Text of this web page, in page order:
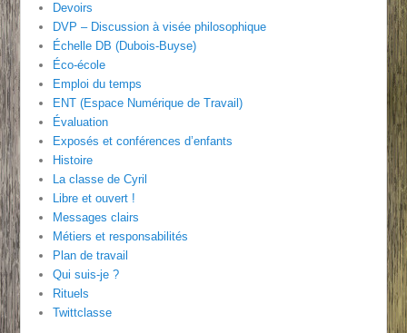
Devoirs
DVP – Discussion à visée philosophique
Échelle DB (Dubois-Buyse)
Éco-école
Emploi du temps
ENT (Espace Numérique de Travail)
Évaluation
Exposés et conférences d’enfants
Histoire
La classe de Cyril
Libre et ouvert !
Messages clairs
Métiers et responsabilités
Plan de travail
Qui suis-je ?
Rituels
Twittclasse